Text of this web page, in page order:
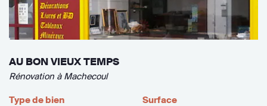
AU BON VIEUX TEMPS
Rénovation à Machecoul
Type de bien
Surface